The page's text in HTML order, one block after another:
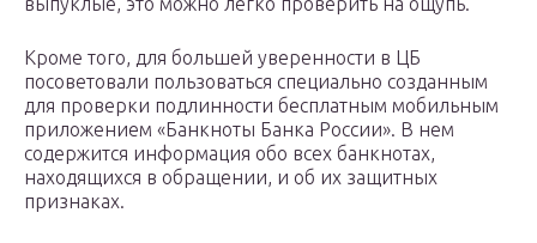
Кроме того, для большей уверенности в ЦБ
посоветовали пользоваться специально созданным
для проверки подлинности бесплатным мобильным
приложением «Банкноты Банка России». В нем
содержится информация обо всех банкнотах,
находящихся в обращении, и об их защитных
признаках.